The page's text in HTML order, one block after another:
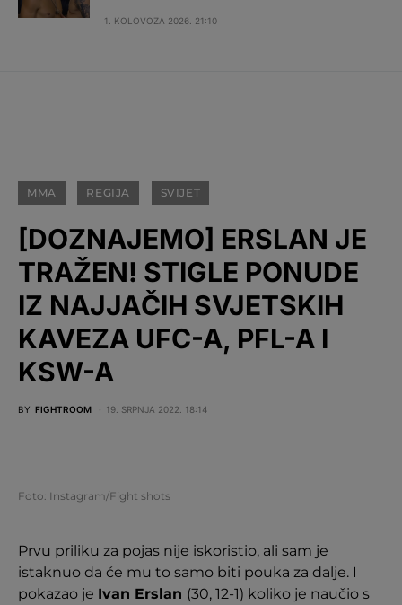
1. KOLOVOZA 2026. 21:10
MMA REGIJA SVIJET
[DOZNAJEMO] ERSLAN JE
TRAŽEN! STIGLE PONUDE
IZ NAJJAČIH SVJETSKIH
KAVEZA UFC-A, PFL-A I
KSW-A
BY FIGHTROOM 19. SRPNJA 2022. 18:14
Foto: Instagram/Fight shots
Prvu priliku za pojas nije iskoristio, ali sam je
istaknuo da će mu to samo biti pouka za dalje. I
pokazao je Ivan Erslan (30, 12-1) koliko je naučio s